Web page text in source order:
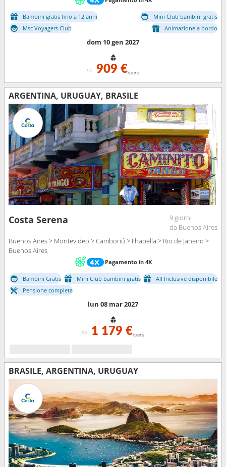
Bambini gratis fino a 12 anni
Mini Club bambini gratis
Msc Voyagers Club
Animazione a bordo
dom 10 gen 2027
da 909 €/pers
ARGENTINA, URUGUAY, BRASILE
Costa Serena
9 giorni
da Buenos Aires
Buenos Aires > Montevideo > Camboriú > Ilhabella > Rio de Janeiro >
Buenos Aires
Pagamento in 4X
Bambini Gratis Mini Club bambini gratis
All Inclusive disponibile
Pensione completa
lun 08 mar 2027
da 1 179 €/pers
BRASILE, ARGENTINA, URUGUAY